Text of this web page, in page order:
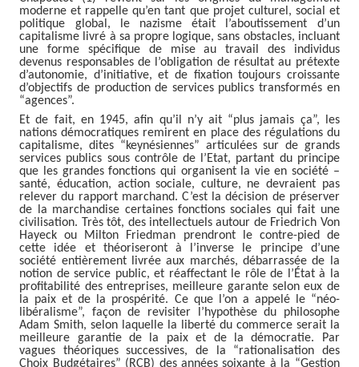
moderne et rappelle qu’en tant que projet culturel, social et
politique global, le nazisme était l’aboutissement d’un
capitalisme livré à sa propre logique, sans obstacles, incluant
une forme spécifique de mise au travail des individus
devenus responsables de l’obligation de résultat au prétexte
d’autonomie, d’initiative, et de fixation toujours croissante
d’objectifs de production de services publics transformés en
“agences”.
Et de fait, en 1945, afin qu’il n’y ait “plus jamais ça”, les
nations démocratiques remirent en place des régulations du
capitalisme, dites “keynésiennes” articulées sur de grands
services publics sous contrôle de l’Etat, partant du principe
que les grandes fonctions qui organisent la vie en société –
santé, éducation, action sociale, culture, ne devraient pas
relever du rapport marchand. C’est la décision de préserver
de la marchandise certaines fonctions sociales qui fait une
civilisation. Très tôt, des intellectuels autour de Friedrich Von
Hayeck ou Milton Friedman prendront le contre-pied de
cette idée et théoriseront à l’inverse le principe d’une
société entièrement livrée aux marchés, débarrassée de la
notion de service public, et réaffectant le rôle de l’État à la
profitabilité des entreprises, meilleure garante selon eux de
la paix et de la prospérité. Ce que l’on a appelé le “néo-
libéralisme”, façon de revisiter l’hypothèse du philosophe
Adam Smith, selon laquelle la liberté du commerce serait la
meilleure garantie de la paix et de la démocratie. Par
vagues théoriques successives, de la “rationalisation des
Choix Budgétaires” (RCB) des années soixante à la “Gestion